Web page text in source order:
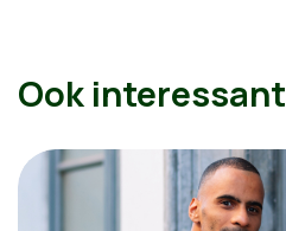
Ook interessant